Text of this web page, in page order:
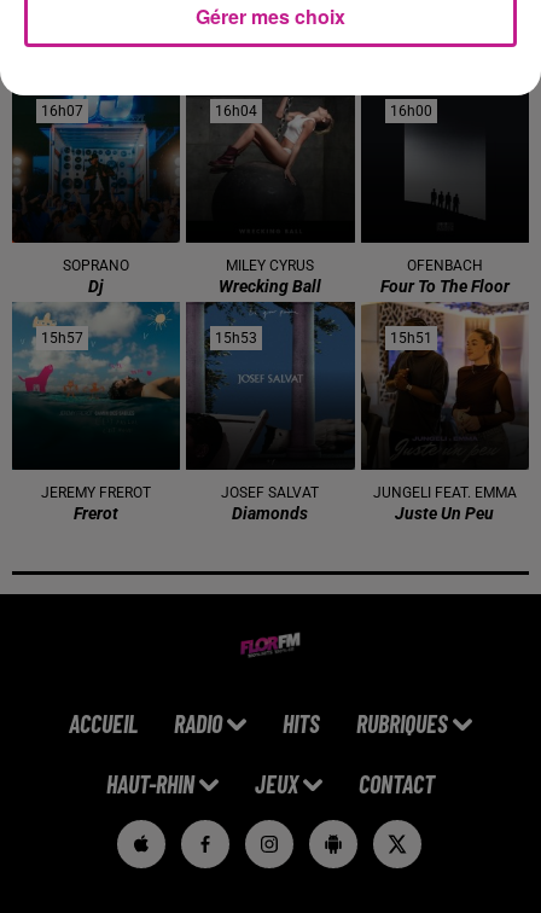
16h07
16h07
SOPRANO
Dj
16h04
16h04
MILEY CYRUS
Wrecking Ball
16h00
16h00
OFENBACH
Four To The Floor
15h57
15h57
JEREMY FREROT
Frerot
15h53
15h53
JOSEF SALVAT
Diamonds
15h51
15h51
JUNGELI FEAT. EMMA
Juste Un Peu
ACCUEIL RADIO HITS RUBRIQUES
HAUT-RHIN JEUX CONTACT
Gérer mes choix